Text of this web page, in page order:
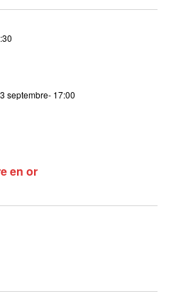
septembre- 17:00
en or